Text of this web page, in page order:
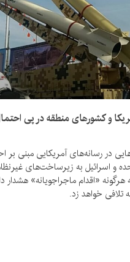
و کشورهای منطقه در پی
در رسانه‌های آمریکایی مبنی بر
و اسرائیل به زیرساخت‌های
«اقدام ماجراجویانه» هشدار
تلافی خواهد زد.